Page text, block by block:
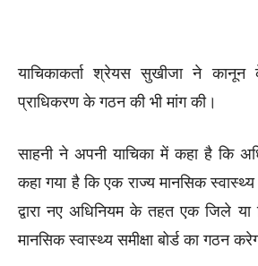
याचिकाकर्ता श्रेयस सुखीजा ने
प्राधिकरण के गठन की भी मांग की।
साहनी ने अपनी याचिका में कहा है कि
कहा गया है कि एक राज्य मानसिक
द्वारा नए अधिनियम के तहत एक जिले
मानसिक स्वास्थ्य समीक्षा बोर्ड का गठन